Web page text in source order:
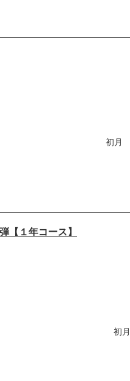
初月
【１年コース】
初月